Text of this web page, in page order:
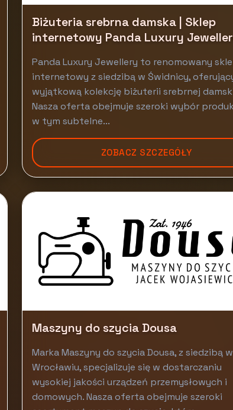
Biżuteria srebrna damska | Sklep
internetowy Panda Luxury
Panda Luxury Jewellery to renomowany
internetowy z siedzibą w Świdnicy,
wyjątkową kolekcję biżuterii srebrnej
Nasza oferta obejmuje szeroki wybór
w tym subtelne...
ZOBACZ SZCZEGÓŁY
Maszyny do szycia Dousa
Marka Maszyny do szycia Dousa, z siedzibą
Wrocławiu, specjalizuje się w dostarczaniu
wysokiej jakości urządzeń przemysłowych i
domowych. Nasza oferta obejmuje szeroki